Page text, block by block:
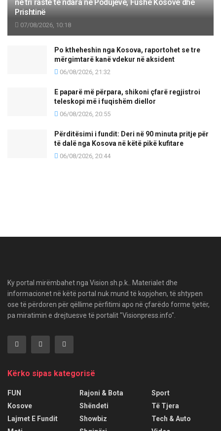
në tri raste të ndara në Podujevë, Fushë Kosovë dhe
Prishtinë
07/08/2026, 10:18
Po ktheheshin nga Kosova, raportohet se tre
mërgimtarë kanë vdekur në aksident
06/08/2026, 21:32
E paparë më përpara, shikoni çfarë regjistroi
teleskopi më i fuqishëm diellor
06/08/2026, 20:55
Përditësimi i fundit: Deri në 90 minuta pritje për
të dalë nga Kosova në këtë pikë kufitare
06/08/2026, 20:44
Ky portal mirëmbahet nga Vision sh.p.k.. Materialet dhe
informacionet në këtë portal nuk mund të kopjohen, të shtypen
ose të përdoren për qëllime përfitimi apo në çfarëdo forme tjetër,
pa miratimin e drejtuesve të portalit "Visionpress.info".
Kërko sipas kategorisë
FUN
Kosove
Lajmet E Fundit
Rajoni & Bota
Shëndeti
Showbiz
Sport
Të Tjera
Tech & Auto